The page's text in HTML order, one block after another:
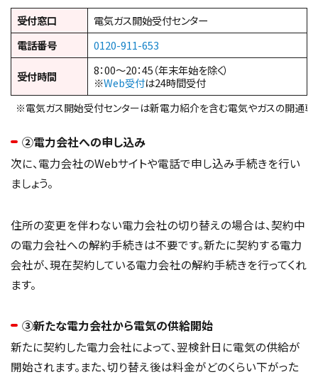
受付窓口
電気ガス開始受付センター
電話番号
0120-911-653
受付時間
8：00～20：45（年末年始を除く）
※Web受付は24時間受付
※電気ガス開始受付センターは新電力紹介を含む電気やガスの開通専
②電力会社への申し込み
次に、電力会社のWebサイトや電話で申し込み手続きを行い
ましょう。
住所の変更を伴わない電力会社の切り替えの場合は、契約中
の電力会社への解約手続きは不要です。新たに契約する電力
会社が、現在契約している電力会社の解約手続きを行ってくれ
ます。
③新たな電力会社から電気の供給開始
新たに契約した電力会社によって、翌検針日に電気の供給が
開始されます。また、切り替え後は料金がどのくらい下がった